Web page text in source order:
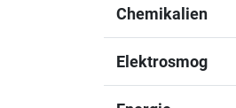
Chemikalien
Elektrosmog